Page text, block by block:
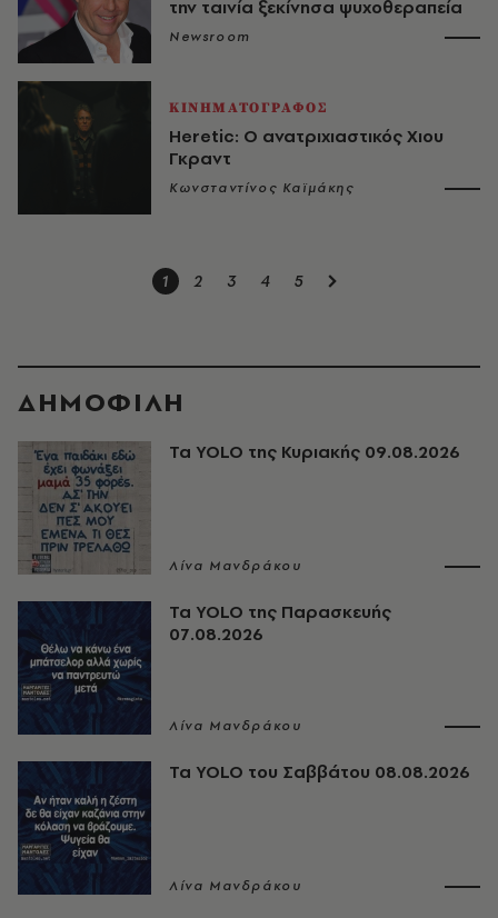
την ταινία ξεκίνησα ψυχοθεραπεία
Newsroom
ΚΙΝΗΜΑΤΟΓΡΑΦΟΣ
Heretic: Ο ανατριχιαστικός Χιου
Γκραντ
Κωνσταντίνος Καϊμάκης
1 2 3 4 5
ΔΗΜΟΦΙΛΗ
Τα YOLO της Κυριακής 09.08.2026
Λίνα Μανδράκου
Τα YOLO της Παρασκευής
07.08.2026
Λίνα Μανδράκου
Τα YOLO του Σαββάτου 08.08.2026
Λίνα Μανδράκου